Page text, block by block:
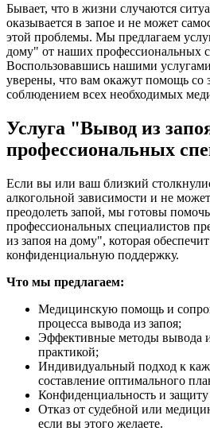
Бывает, что в жизни случаются
оказывается в запое и не может
этой проблемы. Мы предлагаем
дому" от наших профессиональных
Воспользовавшись нашими
уверены, что вам окажут помощь со
соблюдением всех необходимых
Услуга "Вывод из
профессиональных
Если вы или ваш близкий
алкогольной зависимости и не
преодолеть запой, мы готовы
профессиональных специалистов
из запоя на дому", которая
конфиденциальную поддержку.
Что мы предлагаем:
Медицинскую помощь и
процесса вывода из запоя;
Эффективные методы вывода
практикой;
Индивидуальный подход к
составление оптимального
Конфиденциальность и
Отказ от судебной или
если вы этого желаете.